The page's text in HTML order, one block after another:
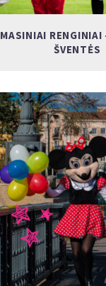
MASINIAI RENGINIAI
ŠVENTĖS